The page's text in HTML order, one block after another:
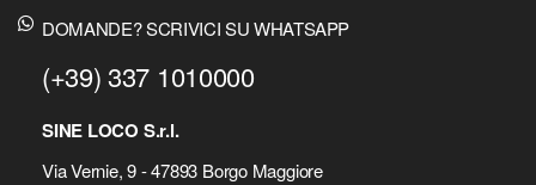
DOMANDE? SCRIVICI SU WHATSAPP
(+39) 337 1010000
SINE LOCO S.r.l.
Via Vernie, 9 - 47893 Borgo Maggiore